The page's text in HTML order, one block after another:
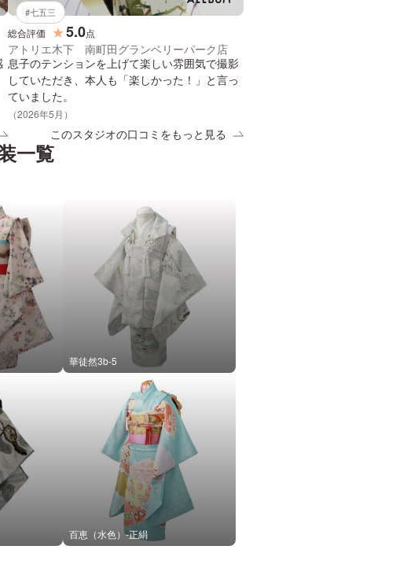
#七五三
総合評価 ★5.0点
アトリエ木下 南町田グランベリーパーク店
息子のテンションを上げて楽しい雰囲気で撮影
していただき、本人も「楽しかった！」と言っ
ていました。
（2026年5月）
このスタジオの口コミをもっと見る
一覧
華徒然3b-5
百恵（水色）-正絹